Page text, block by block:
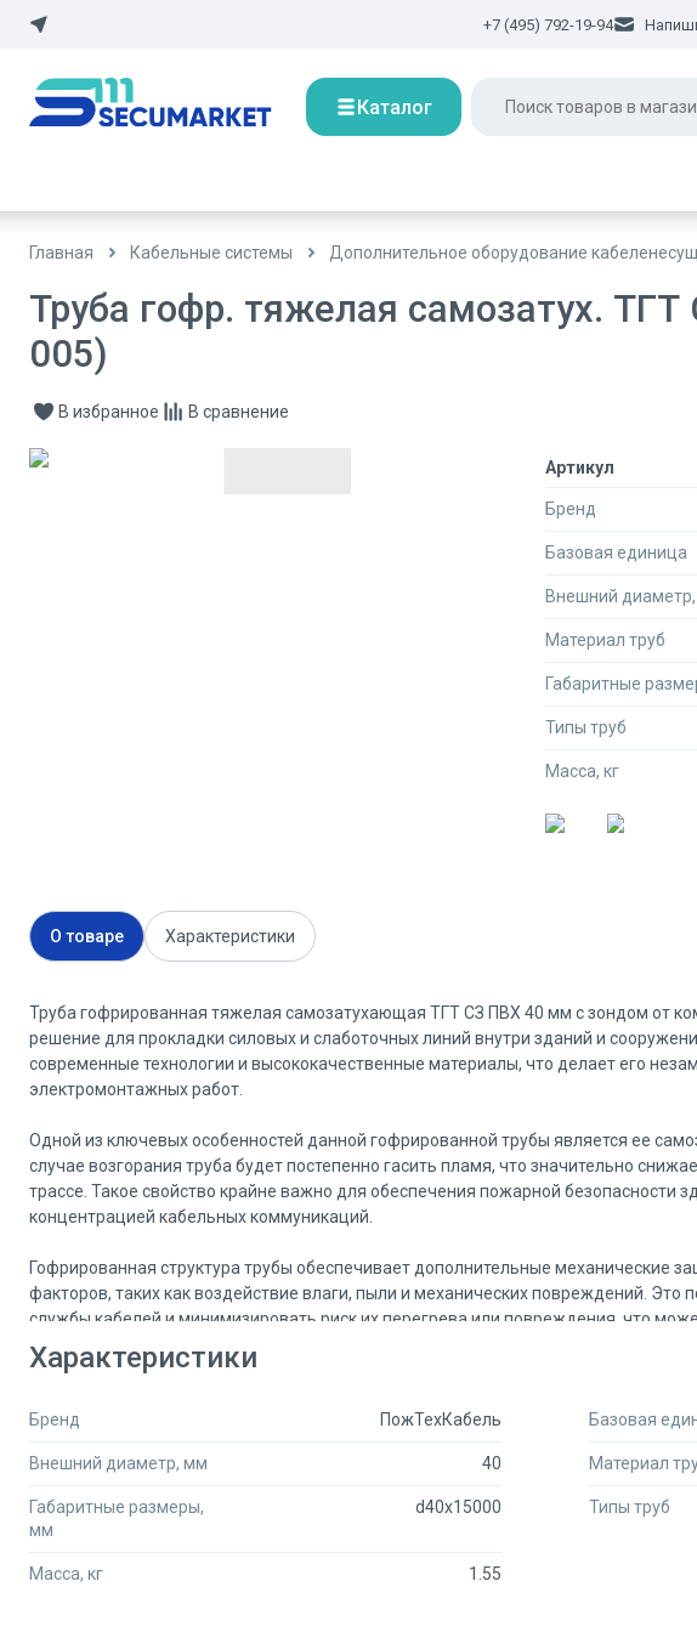
+7 (495) 792-19-94
Каталог
Главная Кабельные системы Дополнительное оборудование
Труба гофр. тяжелая самозатух.
005)
В избранное В сравнение
Артикул
Бренд
Базовая единица
Внешний
Материал труб
Габаритные
Типы труб
Масса, кг
О товаре Характеристики
Труба гофрированная тяжелая самозатухающая ТГТ СЗ ПВХ 40 мм с зондом от
решение для прокладки силовых и слаботочных линий внутри зданий и
современные технологии и высококачественные материалы, что делает его
электромонтажных работ.
Одной из ключевых особенностей данной гофрированной трубы является ее
случае возгорания труба будет постепенно гасить пламя, что значительно
трассе. Такое свойство крайне важно для обеспечения пожарной безопасности
концентрацией кабельных коммуникаций.
Гофрированная структура трубы обеспечивает дополнительные механические
факторов, таких как воздействие влаги, пыли и механических повреждений. Это
службы кабелей и минимизировать риск их перегрева или повреждения, что
Зонд, входящий в комплект поставки, значительно упрощает процесс укладки
повреждения самих проводников. Такой подход делает монтаж более простым
Труба изготовлена из высококачественного ПВХ, что гарантирует ей высокую
долговечность. Внешний диаметр трубы составляет 40 мм, а ее габаритные
пространствах, что делает ее универсальной для различных объектов.
Характеристики
Бренд ПожТехКабель Базовая
Внешний диаметр, мм 40 Материал
Габаритные размеры,
мм
d40x15000 Типы труб
Масса, кг 1.55